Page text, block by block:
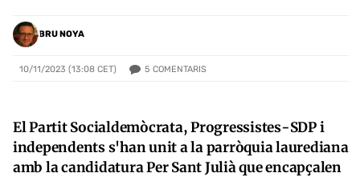
BRU NOYA
10/11/2023 (13:08 CET) 5 COMENTARIS
El Partit Socialdemòcrata, Progressistes-SDP i
independents s'han unit a la parròquia laurediana
amb la candidatura Per Sant Julià que encapçalen